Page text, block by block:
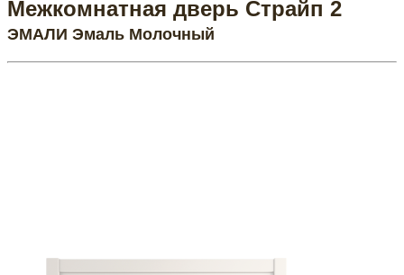
Межкомнатная дверь Страйп 2
ЭМАЛИ Эмаль Молочный